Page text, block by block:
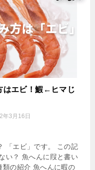
はエビ！鰕←ヒマじ
年3月16日
「エビ」です。 この記
い？ 魚へんに叚と書い
類の紹介 魚へんに暇の